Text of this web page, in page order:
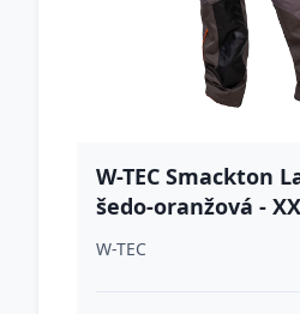
W-TEC Smackton
šedo-oranžová -
W-TEC